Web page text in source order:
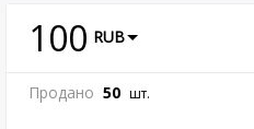
100 RUB
Продано 50 шт.